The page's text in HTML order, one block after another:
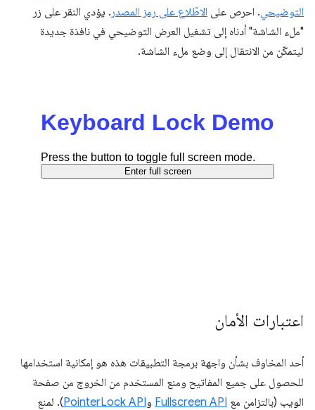
التوضيحي. احرص على الاطّلاع على رمز المصدر . يؤدي النقر على زر
"ملء الشاشة" أدناه إلى تشغيل العرض التوضيحي في نافذة جديدة
ليتمكّن من الانتقال إلى وضع ملء الشاشة.
اعتبارات الأمان
أحد المخاوف بشأن واجهة برمجة التطبيقات هذه هو إمكانية استخدامها
للحصول على جميع المفاتيح ومنع المستخدم من الخروج من صفحة
الويب (بالتزامن مع Fullscreen API وPointerLock API). لمنع